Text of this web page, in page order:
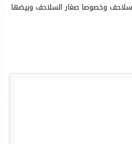
وخصوصا صغار السلاحف وبيضها